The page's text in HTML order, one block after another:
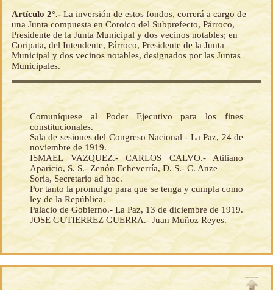
Artículo 2°.- La inversión de estos fondos, correrá a cargo de
una Junta compuesta en Coroico del Subprefecto, Párroco,
Presidente de la Junta Municipal y dos vecinos notables; en
Coripata, del Intendente, Párroco, Presidente de la Junta
Municipal y dos vecinos notables, designados por las Juntas
Municipales.
Comuníquese al Poder Ejecutivo para los fines
constitucionales.
Sala de sesiones del Congreso Nacional - La Paz, 24 de
noviembre de 1919.
ISMAEL VAZQUEZ.- CARLOS CALVO.- Atiliano
Aparicio, S. S.- Zenón Echeverría, D. S.- C. Anze
Soria, Secretario ad hoc.
Por tanto la promulgo para que se tenga y cumpla como
ley de la República.
Palacio de Gobierno.- La Paz, 13 de diciembre de 1919.
JOSE GUTIERREZ GUERRA.- Juan Muñoz Reyes.